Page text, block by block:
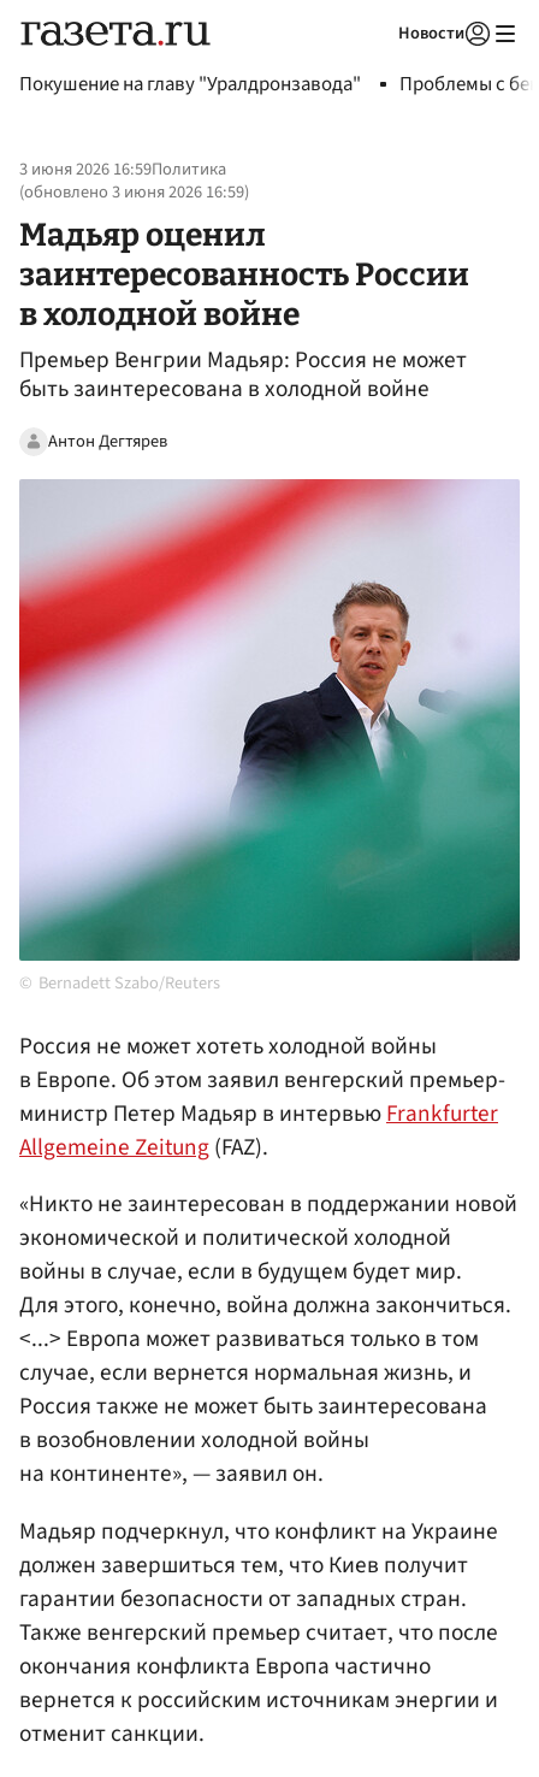
Новости
Покушение на главу "Уралдронзавода" Проблемы с
3 июня 2026 16:59Политика
(обновлено3 июня 2026 16:59)
Мадьяр оценил
заинтересованность России
в холодной войне
Премьер Венгрии Мадьяр: Россия не может
быть заинтересована в холодной войне
Антон Дегтярев
Bernadett Szabo/Reuters
Россия не может хотеть холодной войны
в Европе. Об этом заявил венгерский премьер-
министр Петер Мадьяр в интервьюFrankfurter
Allgemeine Zeitung(FAZ).
«Никто не заинтересован в поддержании новой
экономической и политической холодной
войны в случае, если в будущем будет мир.
Для этого, конечно, война должна закончиться.
<...> Европа может развиваться только в том
случае, если вернется нормальная жизнь, и
Россия также не может быть заинтересована
в возобновлении холодной войны
на континенте», — заявил он.
Мадьяр подчеркнул, что конфликт на Украине
должен завершиться тем, что Киев получит
гарантии безопасности от западных стран.
Также венгерский премьер считает, что после
окончания конфликта Европа частично
вернется к российским источникам энергии и
отменит санкции.